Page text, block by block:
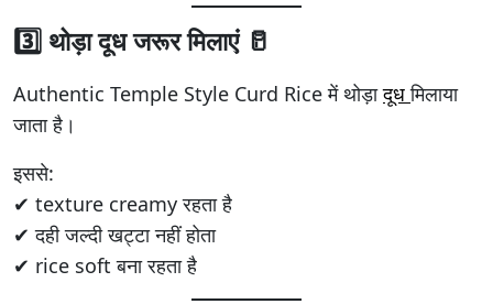
3️⃣ थोड़ा दूध जरूर मिलाएं 🥛
Authentic Temple Style Curd Rice में थोड़ादूधमिलाया
जाता है।
इससे:
✔ texture creamy रहता है
✔ दही जल्दी खट्टा नहीं होता
✔ rice soft बना रहता है